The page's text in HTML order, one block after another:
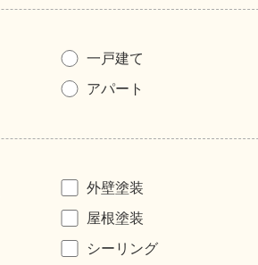
一戸建て
アパート
外壁塗装
屋根塗装
シーリング